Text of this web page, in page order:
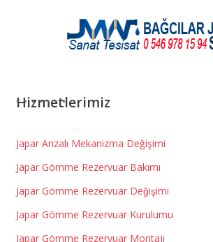
Hizmetlerimiz
Japar Arızalı Mekanizma Değişimi
Japar Gömme Rezervuar Bakımı
Japar Gömme Rezervuar Değişimi
Japar Gömme Rezervuar Kurulumu
Japar Gömme Rezervuar Montajı